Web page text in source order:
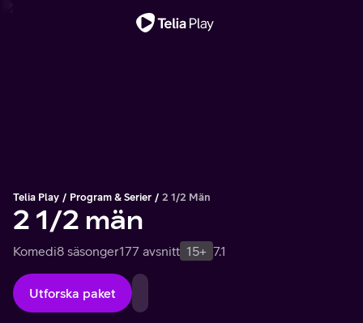
Telia Play Program & Serier 2 1/2 Män
2 1/2 män
Komedi8 säsonger177 avsnitt 15+ 7.1
Utforska paket